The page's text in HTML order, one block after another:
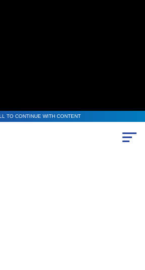
TO CONTINUE WITH CONTENT